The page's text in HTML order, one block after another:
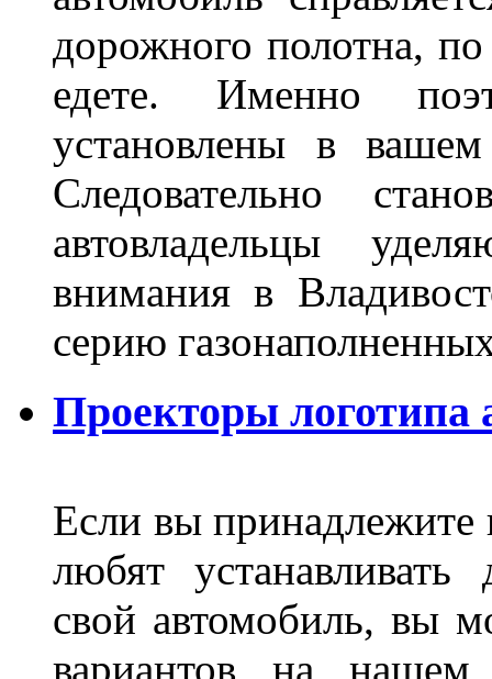
дорожного полотна,
едете. Именно
установлены в
Следовательно
автовладельцы
внимания в
серию
Проекторы логотипа
Если вы принадлежите
любят устанавливать
свой автомобиль, вы
вариантов на